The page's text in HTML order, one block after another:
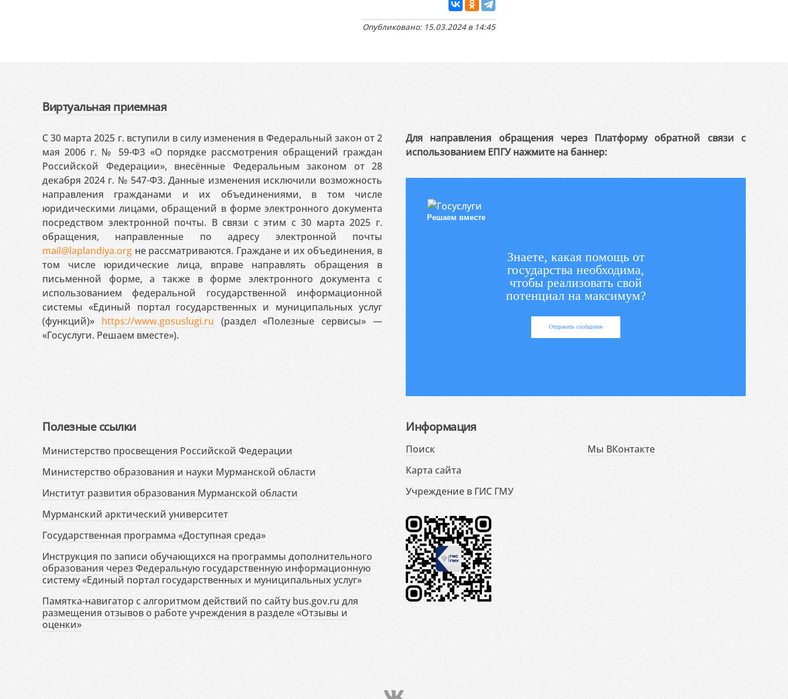
Опубликовано: 15.03.2024 в 14:45
Виртуальная приемная
С 30 марта 2025 г. вступили в силу изменения в Федеральный закон от 2
мая 2006 г. № 59-ФЗ «О порядке рассмотрения обращений граждан
Российской Федерации», внесённые Федеральным законом от 28
декабря 2024 г. № 547-ФЗ. Данные изменения исключили возможность
направления гражданами и их объединениями, в том числе
юридическими лицами, обращений в форме электронного документа
посредством электронной почты. В связи с этим с 30 марта 2025 г.
обращения, направленные по адресу электронной почты
mail@laplandiya.org не рассматриваются. Граждане и их объединения, в
том числе юридические лица, вправе направлять обращения в
письменной форме, а также в форме электронного документа с
использованием федеральной государственной информационной
системы «Единый портал государственных и муниципальных услуг
(функций)» https://www.gosuslugi.ru (раздел «Полезные сервисы» —
«Госуслуги. Решаем вместе»).
Для направления обращения через Платформу обратной связи с
использованием ЕПГУ нажмите на баннер:
Решаем вместе
Знаете, какая помощь от
государства необходима,
чтобы реализовать свой
потенциал на максимум?
Отправить сообщение
Полезные ссылки
Министерство просвещения Российской Федерации
Министерство образования и науки Мурманской области
Институт развития образования Мурманской области
Мурманский арктический университет
Государственная программа «Доступная среда»
Инструкция по записи обучающихся на программы дополнительного
образования через Федеральную государственную информационную
систему «Единый портал государственных и муниципальных услуг»
Памятка-навигатор с алгоритмом действий по сайту bus.gov.ru для
размещения отзывов о работе учреждения в разделе «Отзывы и
оценки»
Информация
Поиск
Карта сайта
Учреждение в ГИС ГМУ
Мы ВКонтакте